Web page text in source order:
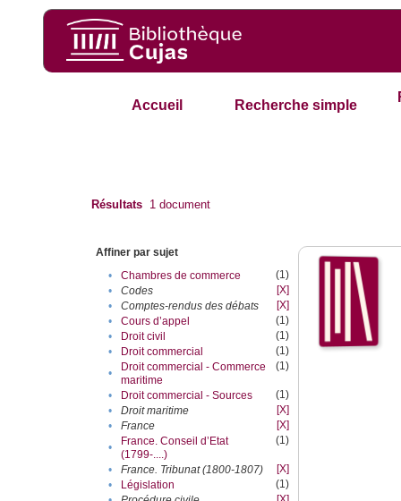
Accueil Recherche simple
Résultats 1 document
Affiner par sujet
•
Chambres de commerce
(1)
•
Codes
[X]
•
Comptes-rendus des débats
[X]
•
Cours d’appel
(1)
•
Droit civil
(1)
•
Droit commercial
(1)
•
Droit commercial - Commerce
maritime
(1)
• Droit commercial - Sources
(1)
•
Droit maritime
[X]
•
France
[X]
•
France. Conseil d’Etat
(1799-....)
(1)
• France. Tribunat (1800-1807)
[X]
•
Législation
(1)